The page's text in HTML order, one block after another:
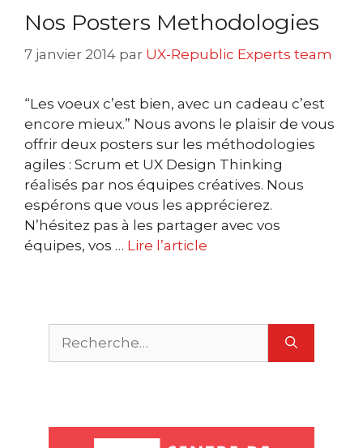
Nos Posters Methodologies
7 janvier 2014 par UX-Republic Experts team
“Les voeux c’est bien, avec un cadeau c’est
encore mieux.” Nous avons le plaisir de vous
offrir deux posters sur les méthodologies
agiles : Scrum et UX Design Thinking
réalisés par nos équipes créatives. Nous
espérons que vous les apprécierez.
N’hésitez pas à les partager avec vos
équipes, vos … Lire l’article
Rechercher :
U
S m O
ScrumMaster